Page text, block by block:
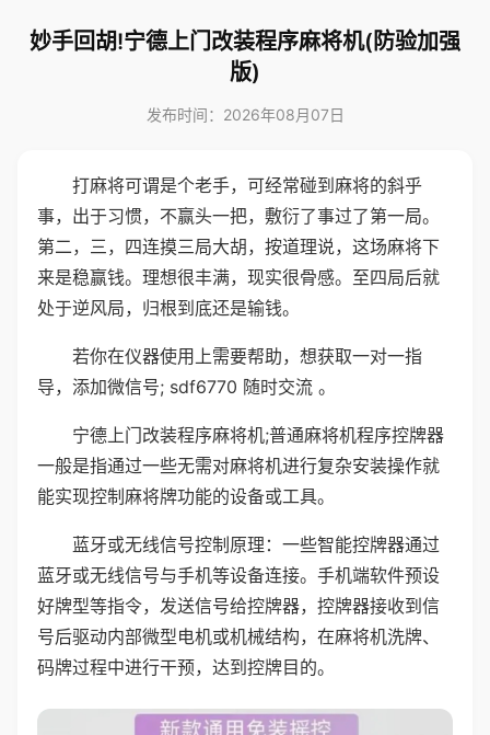
妙手回胡!宁德上门改装程序麻将机(防验加强
版)
发布时间：2026年08月07日
打麻将可谓是个老手，可经常碰到麻将的斜乎
事，出于习惯，不赢头一把，敷衍了事过了第一局。
第二，三，四连摸三局大胡，按道理说，这场麻将下
来是稳赢钱。理想很丰满，现实很骨感。至四局后就
处于逆风局，归根到底还是输钱。
若你在仪器使用上需要帮助，想获取一对一指
导，添加微信号; sdf6770 随时交流 。
宁德上门改装程序麻将机;普通麻将机程序控牌器
一般是指通过一些无需对麻将机进行复杂安装操作就
能实现控制麻将牌功能的设备或工具。
蓝牙或无线信号控制原理：一些智能控牌器通过
蓝牙或无线信号与手机等设备连接。手机端软件预设
好牌型等指令，发送信号给控牌器，控牌器接收到信
号后驱动内部微型电机或机械结构，在麻将机洗牌、
码牌过程中进行干预，达到控牌目的。